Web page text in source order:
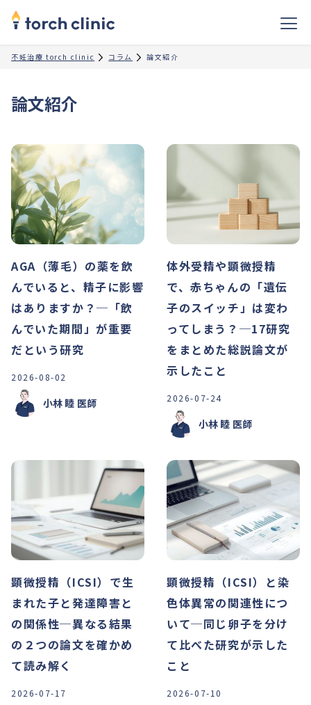
不妊治療 torch clinic コラム 論文紹介
論文紹介
AGA（薄毛）の薬を飲
んでいると、精子に影響
はありますか？─「飲
んでいた期間」が重要
だという研究
2026-08-02
小林 睦 医師
体外受精や顕微授精
で、赤ちゃんの「遺伝
子のスイッチ」は変わ
ってしまう？─17研究
をまとめた総説論文が
示したこと
2026-07-24
小林 睦 医師
顕微授精（ICSI）で生
まれた子と発達障害と
の関係性─異なる結果
の２つの論文を確かめ
て読み解く
2026-07-17
顕微授精（ICSI）と染
色体異常の関連性につ
いて─同じ卵子を分け
て比べた研究が示した
こと
2026-07-10